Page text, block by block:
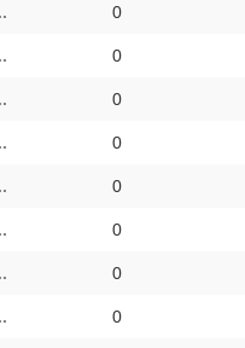
0
0
0
0
0
0
0
0